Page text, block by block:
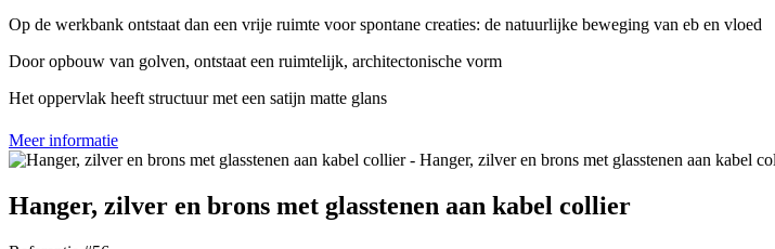
Op de werkbank ontstaat dan een vrije ruimte voor spontane creaties: de natuurlijke beweging van eb en vloed
Door opbouw van golven, ontstaat een ruimtelijk, architectonische vorm
Het oppervlak heeft structuur met een satijn matte glans
Meer informatie
Hanger, zilver en brons met glasstenen aan kabel collier